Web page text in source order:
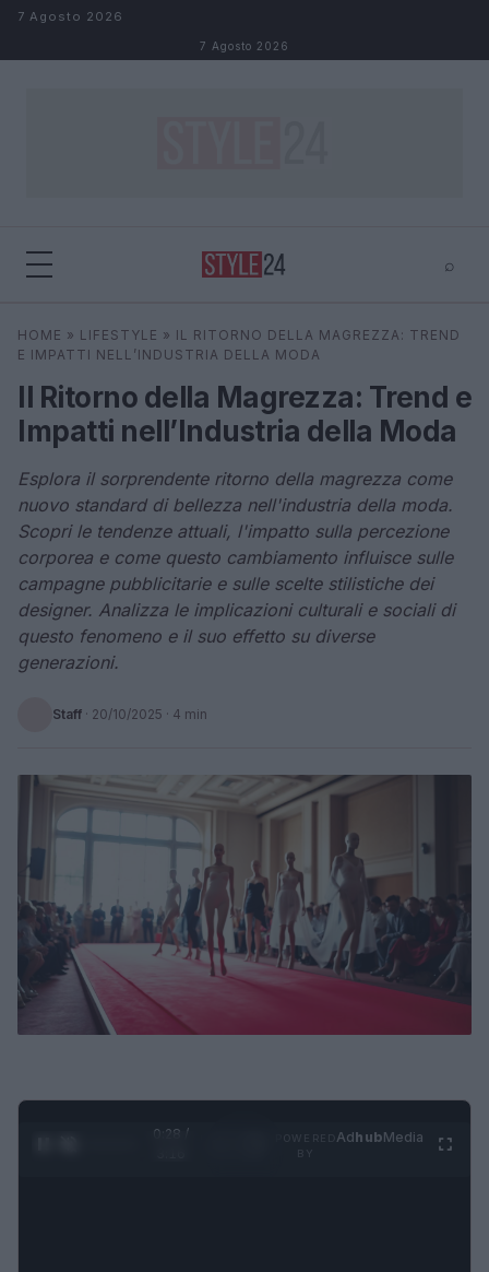
Salta al contenuto
7 Agosto 2026
7 Agosto 2026
⌕
Cerca ⌕ ×
HOME » LIFESTYLE » IL RITORNO DELLA MAGREZZA: TREND
E IMPATTI NELL’INDUSTRIA DELLA MODA
Il Ritorno della Magrezza: Trend e
Impatti nell’Industria della Moda
Esplora il sorprendente ritorno della magrezza come
nuovo standard di bellezza nell'industria della moda.
Scopri le tendenze attuali, l'impatto sulla percezione
corporea e come questo cambiamento influisce sulle
campagne pubblicitarie e sulle scelte stilistiche dei
designer. Analizza le implicazioni culturali e sociali di
questo fenomeno e il suo effetto su diverse
generazioni.
Staff · 20/10/2025 · 4 min
0:28 /
AdhubMedia